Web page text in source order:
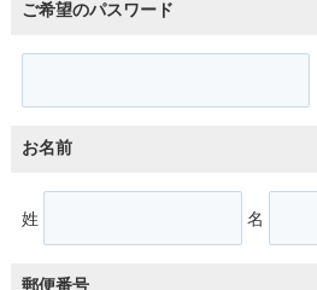
ご希望のパスワード
お名前
姓 名
郵便番号